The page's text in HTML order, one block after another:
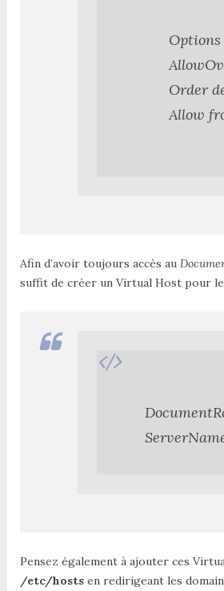
Order
Allow
Afin d’avoir toujours accès au
suffit de créer un Virtual Host pour le
Pensez également à ajouter ces
/etc/hostsen redirigeant les